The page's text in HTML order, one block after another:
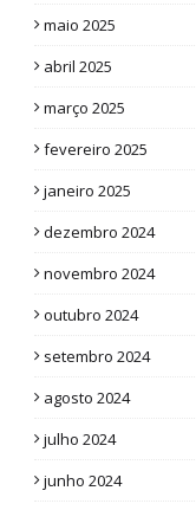
maio 2025
abril 2025
março 2025
fevereiro 2025
janeiro 2025
dezembro 2024
novembro 2024
outubro 2024
setembro 2024
agosto 2024
julho 2024
junho 2024